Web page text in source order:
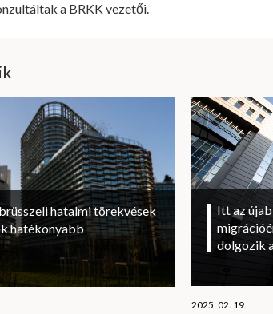
a BRKK vezetői.
hatalmi törekvések
hatékonyabb
Itt az
dolgozik
2025. 02. 19.